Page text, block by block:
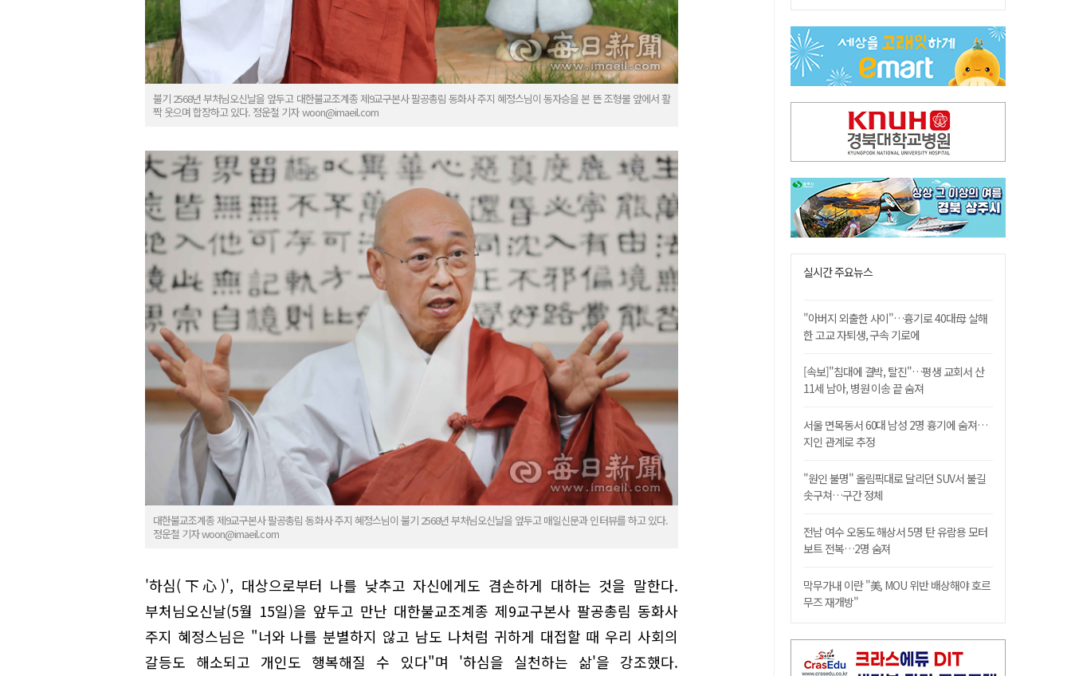
불기 2568년 부처님오신날을 앞두고 대한불교조계종 제9교구본사 팔공총림 동화사 주지 혜정스님이 동자승을 본 뜬 조형물 앞에서 활
짝 웃으며 합장하고 있다. 정운철 기자 woon@imaeil.com
대한불교조계종 제9교구본사 팔공총림 동화사 주지 혜정스님이 불기 2568년 부처님오신날을 앞두고 매일신문과 인터뷰를 하고 있다.
정운철 기자 woon@imaeil.com
'하심(下心)', 대상으로부터 나를 낮추고 자신에게도 겸손하게 대하는 것을 말한다.
부처님오신날(5월 15일)을 앞두고 만난 대한불교조계종 제9교구본사 팔공총림 동화사
주지 혜정스님은 "너와 나를 분별하지 않고 남도 나처럼 귀하게 대접할 때 우리 사회의
갈등도 해소되고 개인도 행복해질 수 있다"며 '하심을 실천하는 삶'을 강조했다.
예안향교 대성전, '국가지정 보물로 지정'
휠체어 환자 발로 밀어 숨지게 한 70대 간병인…2심도 집행유예
박권현 청도군수, 국무총리에 "청도 물 공급 최대 3만t 늘려달라"
실시간 주요뉴스
"아버지 외출한 사이"…흉기로 40대母 살해
한 고교 자퇴생, 구속 기로에
[속보]"침대에 결박, 탈진"…평생 교회서 산
11세 남아, 병원 이송 끝 숨져
서울 면목동서 60대 남성 2명 흉기에 숨져…
지인 관계로 추정
"원인 불명" 올림픽대로 달리던 SUV서 불길
솟구쳐…구간 정체
전남 여수 오동도 해상서 5명 탄 유람용 모터
보트 전복…2명 숨져
막무가내 이란 "美, MOU 위반 배상해야 호르
무즈 재개방"